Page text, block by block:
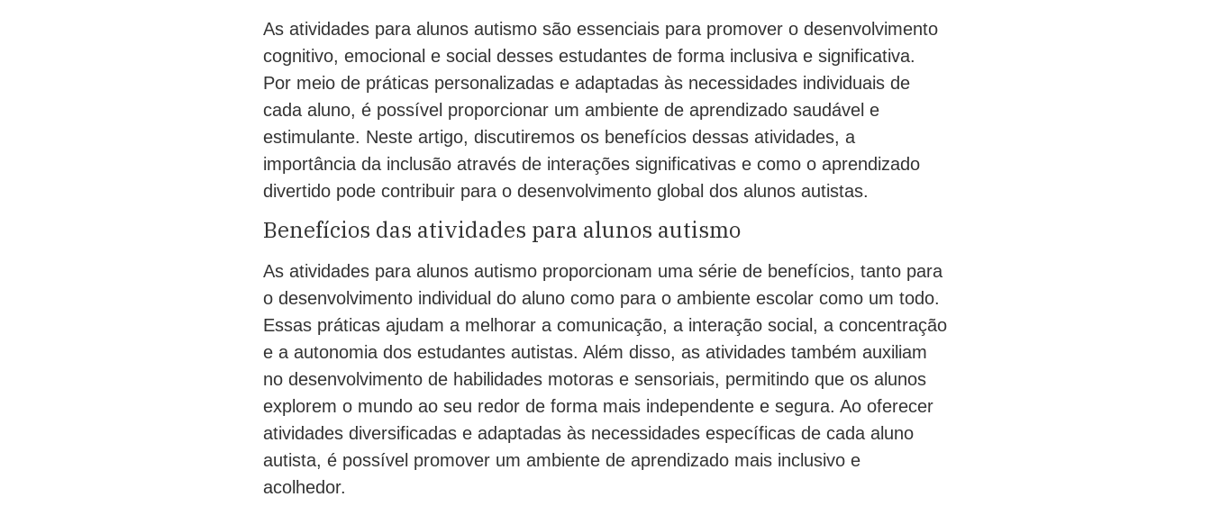
As atividades para alunos autismo são essenciais para promover o desenvolvimento
cognitivo, emocional e social desses estudantes de forma inclusiva e significativa.
Por meio de práticas personalizadas e adaptadas às necessidades individuais de
cada aluno, é possível proporcionar um ambiente de aprendizado saudável e
estimulante. Neste artigo, discutiremos os benefícios dessas atividades, a
importância da inclusão através de interações significativas e como o aprendizado
divertido pode contribuir para o desenvolvimento global dos alunos autistas.
Benefícios das atividades para alunos autismo
As atividades para alunos autismo proporcionam uma série de benefícios, tanto para
o desenvolvimento individual do aluno como para o ambiente escolar como um todo.
Essas práticas ajudam a melhorar a comunicação, a interação social, a concentração
e a autonomia dos estudantes autistas. Além disso, as atividades também auxiliam
no desenvolvimento de habilidades motoras e sensoriais, permitindo que os alunos
explorem o mundo ao seu redor de forma mais independente e segura. Ao oferecer
atividades diversificadas e adaptadas às necessidades específicas de cada aluno
autista, é possível promover um ambiente de aprendizado mais inclusivo e
acolhedor.